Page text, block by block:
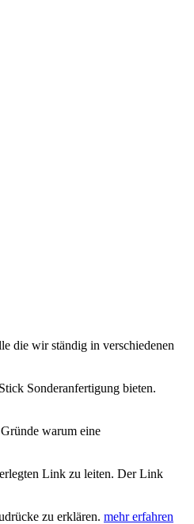
die wir ständig in verschiedenen
Sonderanfertigung bieten.
warum eine
Link zu leiten. Der Link
zu erklären. mehr erfahren